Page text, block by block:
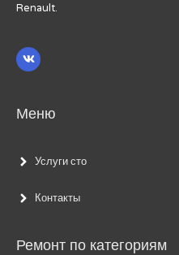
Renault.
Меню
Услуги сто
Контакты
Ремонт по категориям